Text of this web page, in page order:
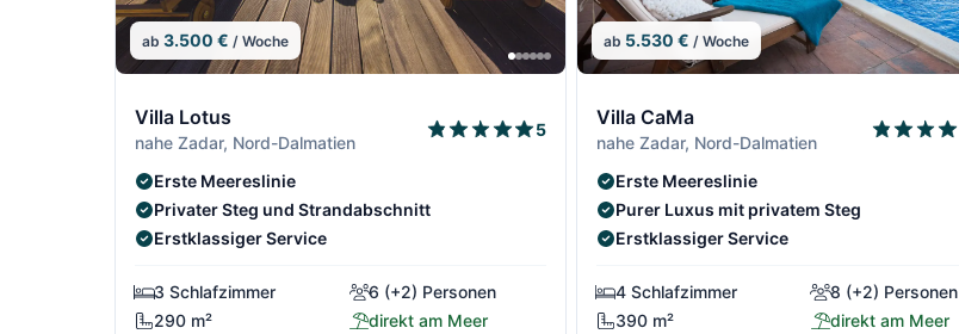
ab 3.500 € / Woche
Villa Lotus
nahe Zadar, Nord-Dalmatien
5
Erste Meereslinie
Privater Steg und Strandabschnitt
Erstklassiger Service
3 Schlafzimmer
6 (+2) Personen
290 m²
direkt am Meer
ab 5.530 € / Woche
Villa CaMa
nahe Zadar, Nord-Dalmatien
Erste Meereslinie
Purer Luxus mit privatem Steg
Erstklassiger Service
4 Schlafzimmer
8 (+2) Personen
390 m²
direkt am Meer